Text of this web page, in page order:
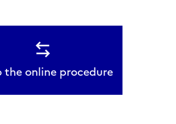
the online procedure